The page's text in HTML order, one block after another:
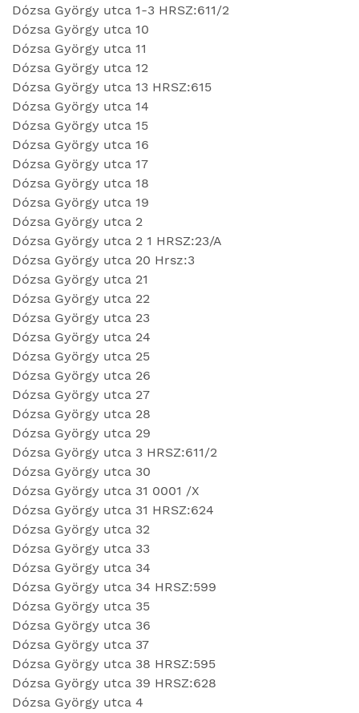
Dózsa György utca 1-3 HRSZ:611/2
Dózsa György utca 10
Dózsa György utca 11
Dózsa György utca 12
Dózsa György utca 13 HRSZ:615
Dózsa György utca 14
Dózsa György utca 15
Dózsa György utca 16
Dózsa György utca 17
Dózsa György utca 18
Dózsa György utca 19
Dózsa György utca 2
Dózsa György utca 2 1 HRSZ:23/A
Dózsa György utca 20 Hrsz:3
Dózsa György utca 21
Dózsa György utca 22
Dózsa György utca 23
Dózsa György utca 24
Dózsa György utca 25
Dózsa György utca 26
Dózsa György utca 27
Dózsa György utca 28
Dózsa György utca 29
Dózsa György utca 3 HRSZ:611/2
Dózsa György utca 30
Dózsa György utca 31 0001 /X
Dózsa György utca 31 HRSZ:624
Dózsa György utca 32
Dózsa György utca 33
Dózsa György utca 34
Dózsa György utca 34 HRSZ:599
Dózsa György utca 35
Dózsa György utca 36
Dózsa György utca 37
Dózsa György utca 38 HRSZ:595
Dózsa György utca 39 HRSZ:628
Dózsa György utca 4